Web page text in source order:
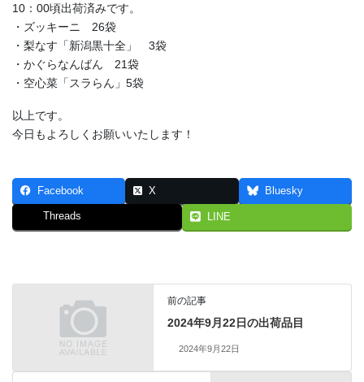
10：00頃出荷済みです。
・ズッキーニ 26袋
・梨なす「新潟黒十全」 3袋
・かぐらなんばん 21袋
・空心菜「スラらん」5袋
以上です。
今日もよろしくお願いいたします！
Facebook X Bluesky
Threads LINE
前の記事
2024年9月22日の出荷品目
2024年9月22日